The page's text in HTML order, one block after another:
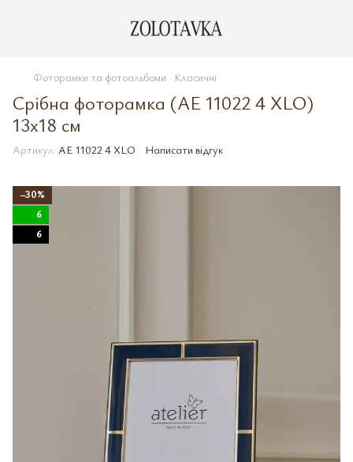
Фоторамки та фотоальбоми Класичні
Срібна фоторамка (AE 11022 4 XLO)
13x18 см
Артикул: AE 11022 4 XLO Написати відгук
−30%
6
6